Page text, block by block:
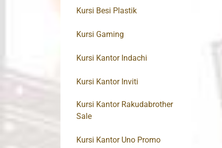
Kursi Besi Plastik
Kursi Gaming
Kursi Kantor Indachi
Kursi Kantor Inviti
Kursi Kantor Rakudabrother
Sale
Kursi Kantor Uno Promo